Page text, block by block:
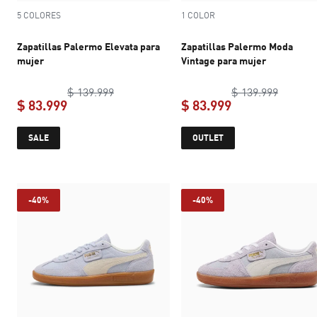
5 COLORES
Zapatillas Palermo Elevata para
mujer
$ 139.999original price $ 139.999
$ 83.999
SALE
1 COLOR
Zapatillas Palermo Moda
Vintage para mujer
$ 139.999original
$ 83.999
OUTLET
-40% -40%